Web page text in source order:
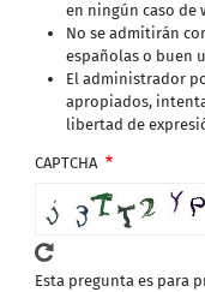
en ningún caso de
No se admitirán
españolas o buen
El administrador
apropiados,
libertad de
CAPTCHA
Esta pregunta es para